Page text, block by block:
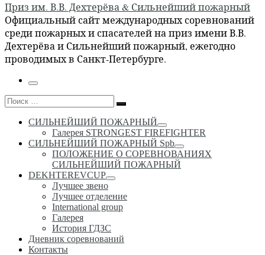
Приз им. В.В. Дехтерёва & Сильнейший пожарный
Официальный сайт международных соревнований
среди пожарных и спасателей на приз имени В.В.
Дехтерёва и Сильнейший пожарный, ежегодно
проводимых в Санкт-Петербурге.
Меню
Поиск
Поиск
…
СИЛЬНЕЙШИЙ ПОЖАРНЫЙ
Галерея STRONGEST FIREFIGHTER
СИЛЬНЕЙШИЙ ПОЖАРНЫЙ Spb
ПОЛОЖЕНИЕ О СОРЕВНОВАНИЯХ
СИЛЬНЕЙШИЙ ПОЖАРНЫЙ
DEKHTEREVCUP
Лучшее звено
Лучшее отделение
International group
Галерея
История ГДЗС
Дневник соревнований
Контакты